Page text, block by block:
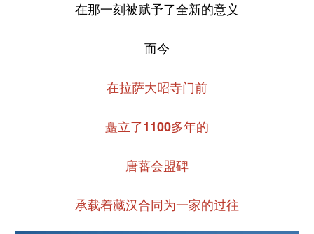
在那一刻被赋予了全新的意义
而今
在拉萨大昭寺门前
矗立了1100多年的
唐蕃会盟碑
承载着藏汉合同为一家的过往